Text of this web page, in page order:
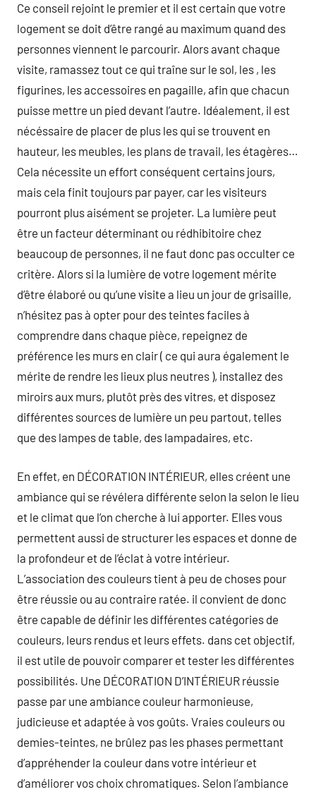
Ce conseil rejoint le premier et il est certain que votre
logement se doit d’être rangé au maximum quand des
personnes viennent le parcourir. Alors avant chaque
visite, ramassez tout ce qui traîne sur le sol, les , les
figurines, les accessoires en pagaille, afin que chacun
puisse mettre un pied devant l’autre. Idéalement, il est
nécéssaire de placer de plus les qui se trouvent en
hauteur, les meubles, les plans de travail, les étagères…
Cela nécessite un effort conséquent certains jours,
mais cela finit toujours par payer, car les visiteurs
pourront plus aisément se projeter. La lumière peut
être un facteur déterminant ou rédhibitoire chez
beaucoup de personnes, il ne faut donc pas occulter ce
critère. Alors si la lumière de votre logement mérite
d’être élaboré ou qu’une visite a lieu un jour de grisaille,
n’hésitez pas à opter pour des teintes faciles à
comprendre dans chaque pièce, repeignez de
préférence les murs en clair ( ce qui aura également le
mérite de rendre les lieux plus neutres ), installez des
miroirs aux murs, plutôt près des vitres, et disposez
différentes sources de lumière un peu partout, telles
que des lampes de table, des lampadaires, etc.
En effet, en DÉCORATION INTÉRIEUR, elles créent une
ambiance qui se révélera différente selon la selon le lieu
et le climat que l’on cherche à lui apporter. Elles vous
permettent aussi de structurer les espaces et donne de
la profondeur et de l’éclat à votre intérieur.
L’association des couleurs tient à peu de choses pour
être réussie ou au contraire ratée. il convient de donc
être capable de définir les différentes catégories de
couleurs, leurs rendus et leurs effets. dans cet objectif,
il est utile de pouvoir comparer et tester les différentes
possibilités. Une DÉCORATION D’INTÉRIEUR réussie
passe par une ambiance couleur harmonieuse,
judicieuse et adaptée à vos goûts. Vraies couleurs ou
demies-teintes, ne brûlez pas les phases permettant
d’appréhender la couleur dans votre intérieur et
d’améliorer vos choix chromatiques. Selon l’ambiance